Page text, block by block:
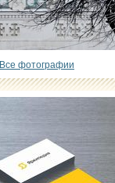
Все фотографии